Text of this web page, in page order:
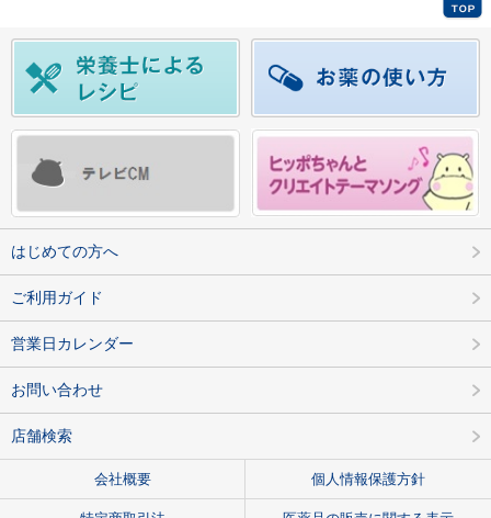
はじめての方へ
ご利用ガイド
営業日カレンダー
お問い合わせ
店舗検索
会社概要 個人情報保護方針